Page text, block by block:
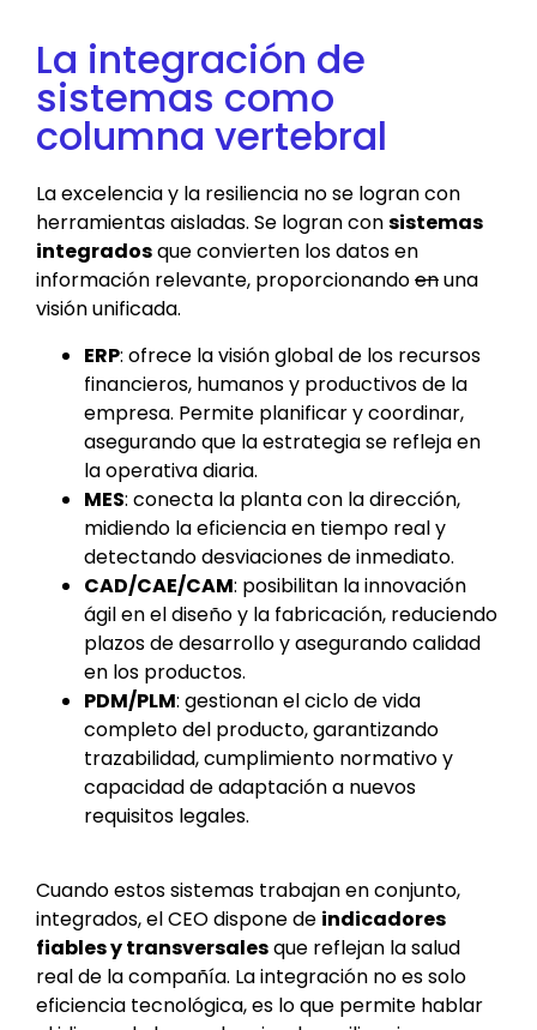
La integración de
sistemas como
columna vertebral
La excelencia y la resiliencia no se logran con
herramientas aisladas. Se logran consistemas
integradosque convierten los datos en
información relevante, proporcionandoenuna
visión unificada.
ERP: ofrece la visión global de los recursos
financieros, humanos y productivos de la
empresa. Permite planificar y coordinar,
asegurando que la estrategia se refleja en
la operativa diaria.
MES: conecta la planta con la dirección,
midiendo la eficiencia en tiempo real y
detectando desviaciones de inmediato.
CAD/CAE/CAM: posibilitan la innovación
ágil en el diseño y la fabricación, reduciendo
plazos de desarrollo y asegurando calidad
en los productos.
PDM/PLM: gestionan el ciclo de vida
completo del producto, garantizando
trazabilidad, cumplimiento normativo y
capacidad de adaptación a nuevos
requisitos legales.
Cuando estos sistemas trabajan en conjunto,
integrados, el CEO dispone de indicadores
fiables y transversalesque reflejan la salud
real de la compañía. La integración no es solo
eficiencia tecnológica, es lo que permite hablar